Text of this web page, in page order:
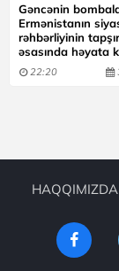
Gəncənin
Ermənistanın
rəhbərliyinin
əsasında həyata
22:20
HAQQIMIZDA